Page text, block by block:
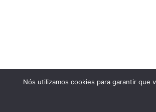
Nós utilizamos cookies para garantir que